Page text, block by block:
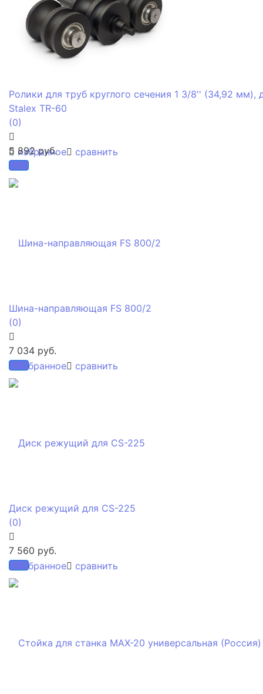
избранное сравнить
Ролики для труб круглого сечения 1 3/8'' (34,92 мм),
Stalex TR-60
(0)
5 892 руб.
избранное сравнить
Шина-направляющая FS 800/2
(0)
7 034 руб.
избранное сравнить
Диск режущий для CS-225
(0)
7 560 руб.